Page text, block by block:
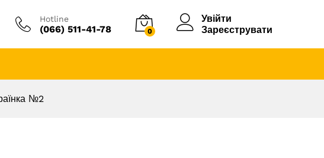
Hotline
(066) 511-41-78 0
Увійти
Зареєструвати
№2